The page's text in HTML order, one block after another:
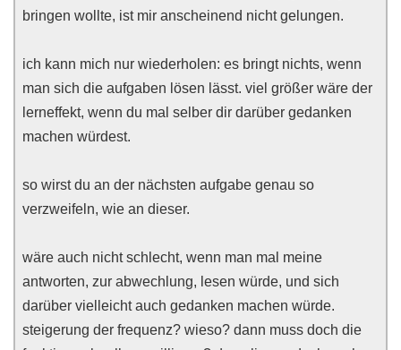
bringen wollte, ist mir anscheinend nicht gelungen.
ich kann mich nur wiederholen: es bringt nichts, wenn
man sich die aufgaben lösen lässt. viel größer wäre der
lerneffekt, wenn du mal selber dir darüber gedanken
machen würdest.
so wirst du an der nächsten aufgabe genau so
verzweifeln, wie an dieser.
wäre auch nicht schlecht, wenn man mal meine
antworten, zur abwechlung, lesen würde, und sich
darüber vielleicht auch gedanken machen würde.
steigerung der frequenz? wieso? dann muss doch die